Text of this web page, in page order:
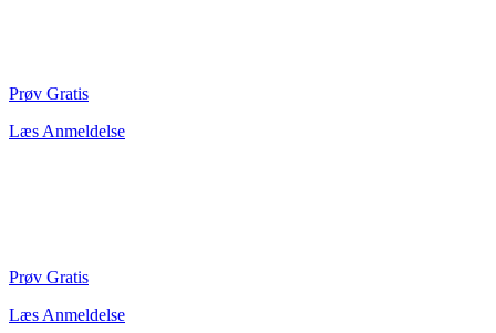
Prøv Gratis
Læs Anmeldelse
Prøv Gratis
Læs Anmeldelse